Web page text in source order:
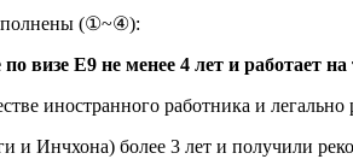
(①~④):
E9 не менее 4 лет и работает
иностранного работника и
Инчхона) более 3 лет и получили